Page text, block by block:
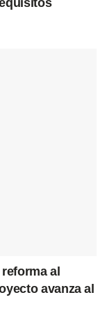
al
avanza al